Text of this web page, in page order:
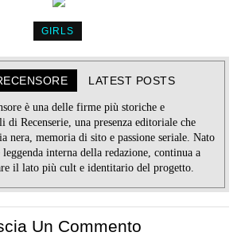
GIRLS
LATEST POSTS
è una delle firme più storiche e
di Recenserie, una presenza editoriale che
nera, memoria di sito e passione seriale. Nato
leggenda interna della redazione, continua a
il lato più cult e identitario del progetto.
Un Commento